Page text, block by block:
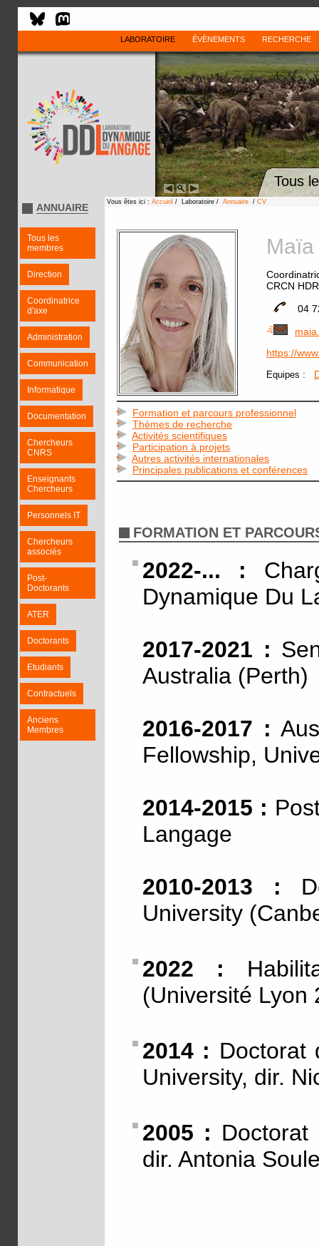
LABORATOIRE ÉVÈNEMENTS RECHERCHE
Tous
ANNUAIRE
Tous les
membres
Direction
Coordinatrice
d'axe
Administration
Communication
Informatique
Documentation
Chercheurs
CNRS
Enseignants
Chercheurs
Personnels IT
Chercheurs
associés
Post-
Doctorants
ATER
Doctorants
Etudiants
Contractuels
Anciens
Membres
Vous êtes ici : Accueil / Laboratoire / Annuaire / CV
CRCN
04
https://
Equipes :
Formation et parcours professionnel
Thèmes de recherche
Activités scientifiques
Participation à projets
Autres activités internationales
Principales publications et conférences
FORMATION ET
2022-... :
Dynamique Du
2017-2021 :
Australia (Perth)
2016-2017 :
Fellowship,
2014-2015 :
Langage
2010-2013 :
University
2022 :
(Université Lyon
2014 : Doctorat
University, dir.
2005 :
dir. Antonia